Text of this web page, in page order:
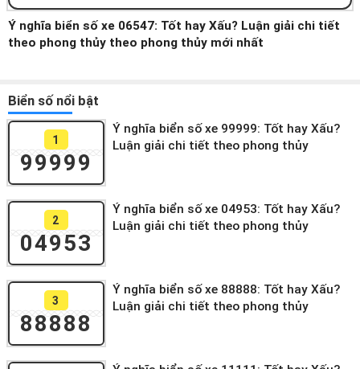
Ý nghĩa biển số xe 06547: Tốt hay Xấu? Luận giải chi tiết
theo phong thủy theo phong thủy mới nhất
Biển số nổi bật
1
99999
Ý nghĩa biển số xe 99999: Tốt hay Xấu?
Luận giải chi tiết theo phong thủy
2
04953
Ý nghĩa biển số xe 04953: Tốt hay Xấu?
Luận giải chi tiết theo phong thủy
3
88888
Ý nghĩa biển số xe 88888: Tốt hay Xấu?
Luận giải chi tiết theo phong thủy